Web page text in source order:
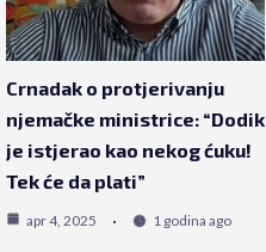
Crnadak o protjerivanju
njemačke ministrice: “Dodik
je istjerao kao nekog ćuku!
Tek će da plati”
apr 4, 2025 1 godina ago